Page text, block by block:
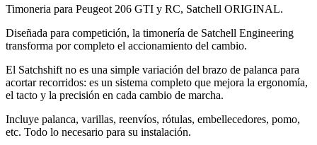
Diseñada para competición, la timonería de Satchell Engineering
transforma por completo el accionamiento del cambio.
El Satchshift no es una simple variación del brazo de palanca para
acortar recorridos: es un sistema completo que mejora la ergonomía,
el tacto y la precisión en cada cambio de marcha.
Incluye palanca, varillas, reenvíos, rótulas, embellecedores, pomo,
etc. Todo lo necesario para su instalación.
Evita imitaciones, compra el Satchshift original.